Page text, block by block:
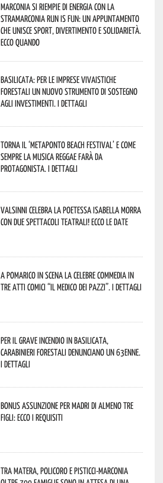
Marconia si riempie di energia con la
StraMarconia Run is Fun: un appuntamento
che unisce sport, divertimento e solidarietà.
Ecco quando
Basilicata: per le imprese vivaistiche
forestali un nuovo strumento di sostegno
agli investimenti. I dettagli
Torna il ‘Metaponto beach festival’ e come
sempre la musica reggae farà da
protagonista. I dettagli
Valsinni celebra la poetessa Isabella Morra
con due spettacoli teatrali! Ecco le date
A Pomarico in scena la celebre commedia in
tre atti comici “Il medico dei pazzi”. I dettagli
Per il grave incendio in Basilicata,
Carabinieri forestali denunciano un 63enne.
I dettagli
Bonus assunzione per madri di almeno tre
figli: ecco i requisiti
Tra Matera, Policoro e Pisticci-Marconia